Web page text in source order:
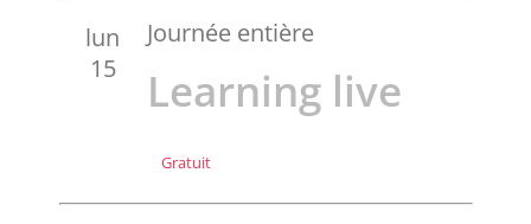
lun
15
Journée entière
Learning live
Gratuit